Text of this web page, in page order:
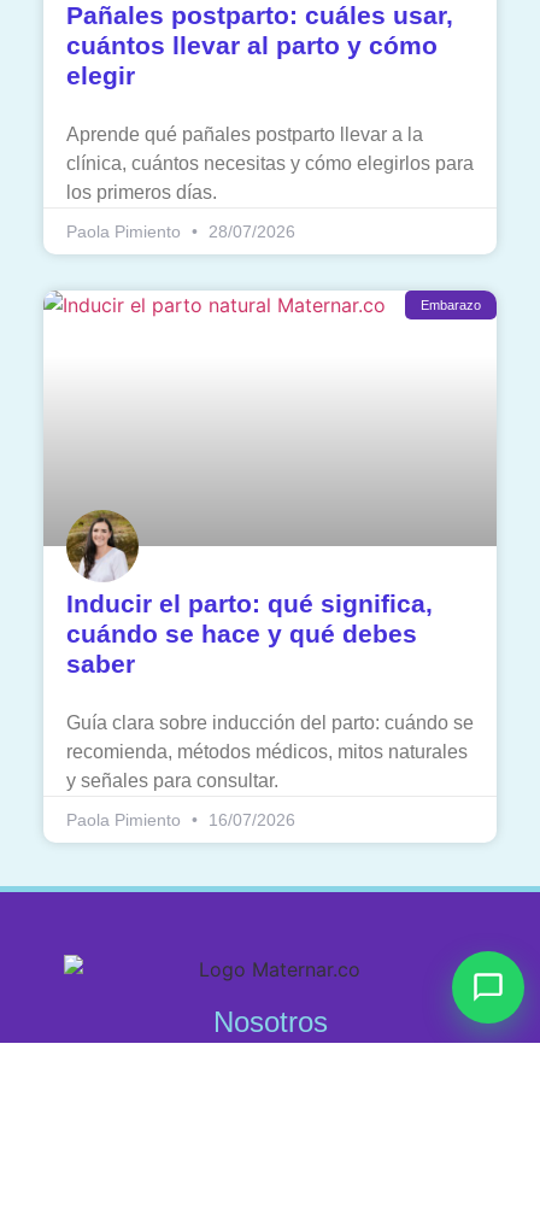
Pañales postparto: cuáles usar,
cuántos llevar al parto y cómo
elegir
Aprende qué pañales postparto llevar a la
clínica, cuántos necesitas y cómo elegirlos para
los primeros días.
Paola Pimiento 28/07/2026
Embarazo
Inducir el parto: qué significa,
cuándo se hace y qué debes
saber
Guía clara sobre inducción del parto: cuándo se
recomienda, métodos médicos, mitos naturales
y señales para consultar.
Paola Pimiento 16/07/2026
Nosotros